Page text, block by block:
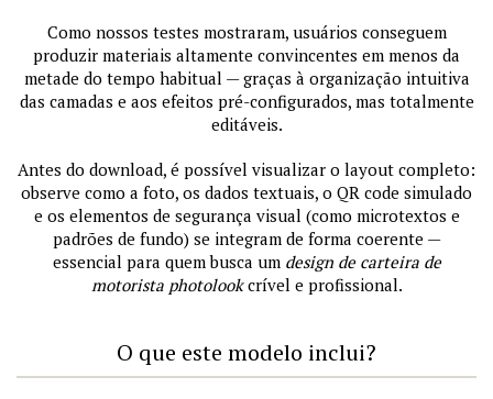
Como nossos testes mostraram, usuários conseguem
produzir materiais altamente convincentes em menos da
metade do tempo habitual — graças à organização intuitiva
das camadas e aos efeitos pré-configurados, mas totalmente
editáveis.
Antes do download, é possível visualizar o layout completo:
observe como a foto, os dados textuais, o QR code simulado
e os elementos de segurança visual (como microtextos e
padrões de fundo) se integram de forma coerente —
essencial para quem busca um design de carteira de
motorista photolookcrível e profissional.
O que este modelo inclui?